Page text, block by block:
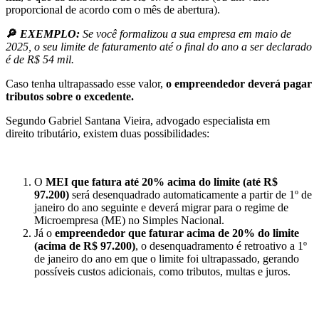
proporcional de acordo com o mês de abertura).
🔎 EXEMPLO: Se você formalizou a sua empresa em maio de
2025, o seu limite de faturamento até o final do ano a ser declarado
é de R$ 54 mil.
Caso tenha ultrapassado esse valor, o empreendedor deverá pagar
tributos sobre o excedente.
Segundo Gabriel Santana Vieira, advogado especialista em
direito tributário, existem duas possibilidades:
O MEI que fatura até 20% acima do limite (até R$
97.200) será desenquadrado automaticamente a partir de 1º de
janeiro do ano seguinte e deverá migrar para o regime de
Microempresa (ME) no Simples Nacional.
Já o empreendedor que faturar acima de 20% do limite
(acima de R$ 97.200), o desenquadramento é retroativo a 1º
de janeiro do ano em que o limite foi ultrapassado, gerando
possíveis custos adicionais, como tributos, multas e juros.